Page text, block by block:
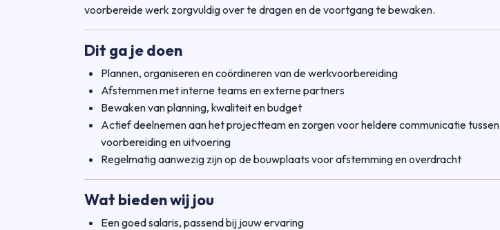
voorbereide werk zorgvuldig over te dragen en de voortgang te bewaken.
Dit ga je doen
Plannen, organiseren en coördineren van de werkvoorbereiding
Afstemmen met interne teams en externe partners
Bewaken van planning, kwaliteit en budget
Actief deelnemen aan het projectteam en zorgen voor heldere communicatie tussen
voorbereiding en uitvoering
Regelmatig aanwezig zijn op de bouwplaats voor afstemming en overdracht
Wat bieden wij jou
Een goed salaris, passend bij jouw ervaring